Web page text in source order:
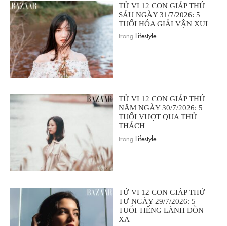
TỬ VI 12 CON GIÁP THỨ
SÁU NGÀY 31/7/2026: 5
TUỔI HÓA GIẢI VẬN XUI
trong Lifestyle
TỬ VI 12 CON GIÁP THỨ
NĂM NGÀY 30/7/2026: 5
TUỔI VƯỢT QUA THỬ
THÁCH
trong Lifestyle
TỬ VI 12 CON GIÁP THỨ
TƯ NGÀY 29/7/2026: 5
TUỔI TIẾNG LÀNH ĐỒN
XA